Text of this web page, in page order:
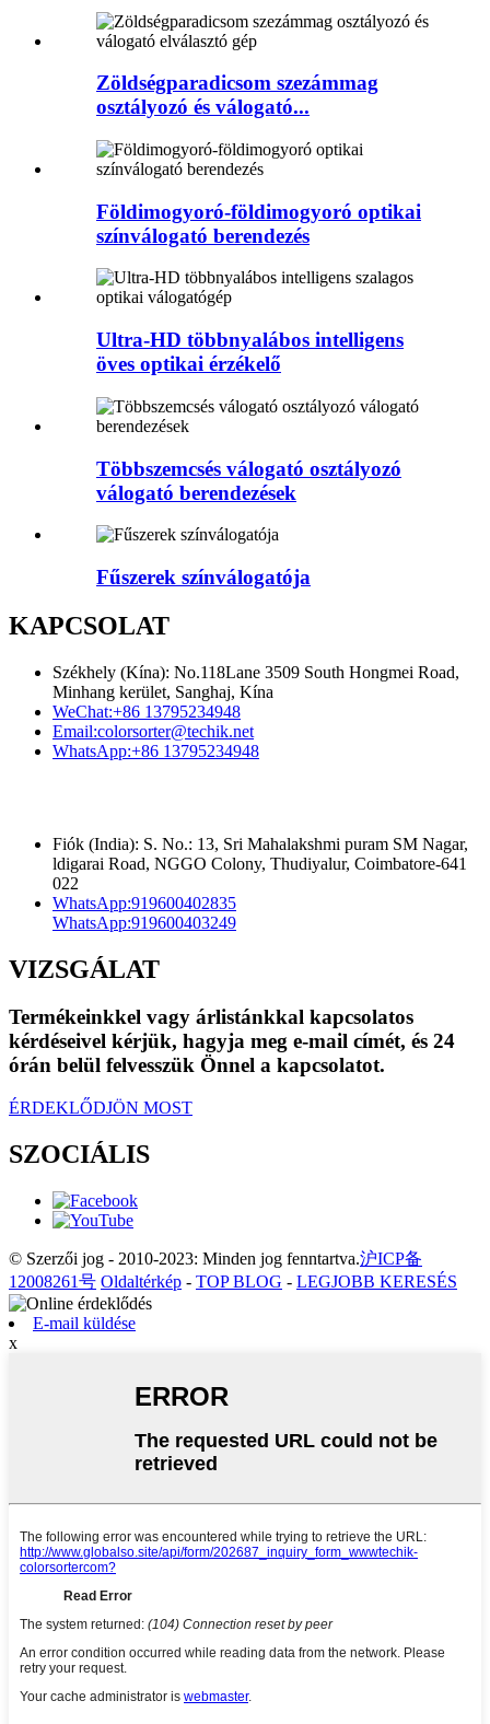
Zöldségparadicsom szezámmag
osztályozó és válogató...
Földimogyoró-földimogyoró optikai
színválogató berendezés
Ultra-HD többnyalábos intelligens
öves optikai érzékelő
Többszemcsés válogató osztályozó
válogató berendezések
Fűszerek színválogatója
KAPCSOLAT
Székhely (Kína): No.118Lane 3509 South Hongmei Road,
Minhang kerület, Sanghaj, Kína
WeChat:+86 13795234948
Email:colorsorter@techik.net
WhatsApp:+86 13795234948
Fiók (India): S. No.: 13, Sri Mahalakshmi puram SM Nagar,
ldigarai Road, NGGO Colony, Thudiyalur, Coimbatore-641
022
WhatsApp:919600402835
WhatsApp:919600403249
VIZSGÁLAT
Termékeinkkel vagy árlistánkkal kapcsolatos
kérdéseivel kérjük, hagyja meg e-mail címét, és 24
órán belül felvesszük Önnel a kapcsolatot.
ÉRDEKLŐDJÖN MOST
SZOCIÁLIS
© Szerzői jog - 2010-2023: Minden jog fenntartva.沪ICP备
12008261号 Oldaltérkép - TOP BLOG - LEGJOBB KERESÉS
E-mail küldése
x